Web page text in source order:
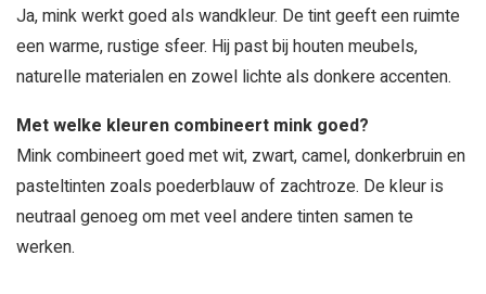
Ja, mink werkt goed als wandkleur. De tint geeft een ruimte
een warme, rustige sfeer. Hij past bij houten meubels,
naturelle materialen en zowel lichte als donkere accenten.
Met welke kleuren combineert mink goed?
Mink combineert goed met wit, zwart, camel, donkerbruin en
pasteltinten zoals poederblauw of zachtroze. De kleur is
neutraal genoeg om met veel andere tinten samen te
werken.